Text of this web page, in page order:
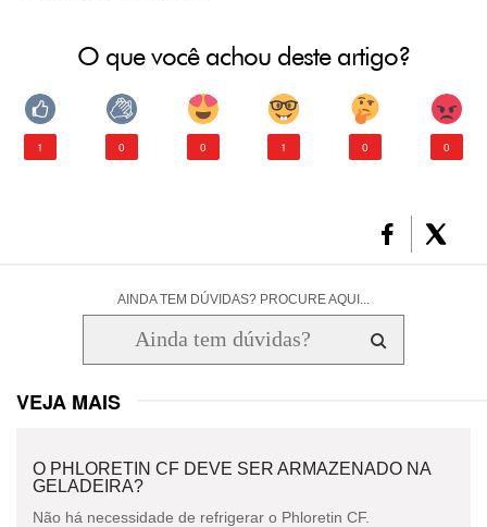
O que você achou deste artigo?
1 0 0 1 0 0
AINDA TEM DÚVIDAS? PROCURE AQUI...
VEJA MAIS
O PHLORETIN CF DEVE SER ARMAZENADO NA
GELADEIRA?
Não há necessidade de refrigerar o Phloretin CF.